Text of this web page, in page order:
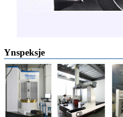
Ynspeksje